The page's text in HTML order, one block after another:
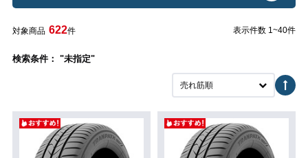
対象商品 622件 表示件数 1~40件
検索条件： "未指定"
売れ筋順